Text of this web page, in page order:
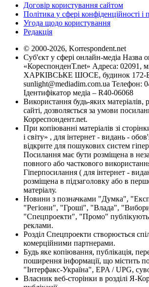
Договір користування сайтом
Політика у сфері конфіденційності
Угода щодо користування
Редакція
© 2000-2026, Korrespondent.net
Суб'єкт у сфері онлайн-медіа Назва
«КореспонденТ.net» Адреса: 02091,
ХАРКІВСЬКЕ ШОСЕ, будинок 172-Б,
sunlight@mediadim.com.ua Телефон:
Ідентифікатор медіа – R40-06068
Використання будь-яких матеріалів,
сайті, дозволяється за умови
Корреспондент.net.
При копіюванні матеріалів зі
і світу» , для інтернет - видань -
відкрите для пошукових систем
Посилання має бути розміщена в
повного або часткового
Гіперпосилання ( для інтернет -
розміщена в підзаголовку або в
матеріалу.
Новини з позначками "Думка",
"Регіони", "Гроші", "Влада",
"Спецпроекти", "Промо"
реклами.
Розділ Спецпроекти створюється
комерційними партнерами.
Будь яке копіювання, публікація,
поширення інформації, що містить
"Інтерфакс-Україна", EPA / UPG,
Власник веб-сторінки в розділі Я-